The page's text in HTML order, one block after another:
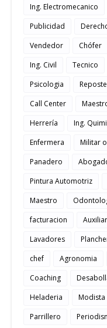
Ing. Electromecanico
Publicidad
Vendedor
Chófer
Ing. Civil
Tecnico
Psicologia
Call Center
Herrería
Ing.
Enfermera
Militar
Panadero
Pintura Automotriz
Maestro
facturacion
Auxiliar
Lavadores
chef
Agronomia
Coaching
Heladeria
Modista
Parrillero